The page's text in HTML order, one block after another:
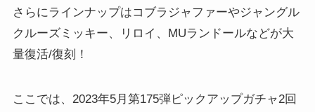
さらにラインナップはコブラジャファーやジャングル
クルーズミッキー、リロイ、MUランドールなどが大
量復活/復刻！
ここでは、2023年5月第175弾ピックアップガチャ2回